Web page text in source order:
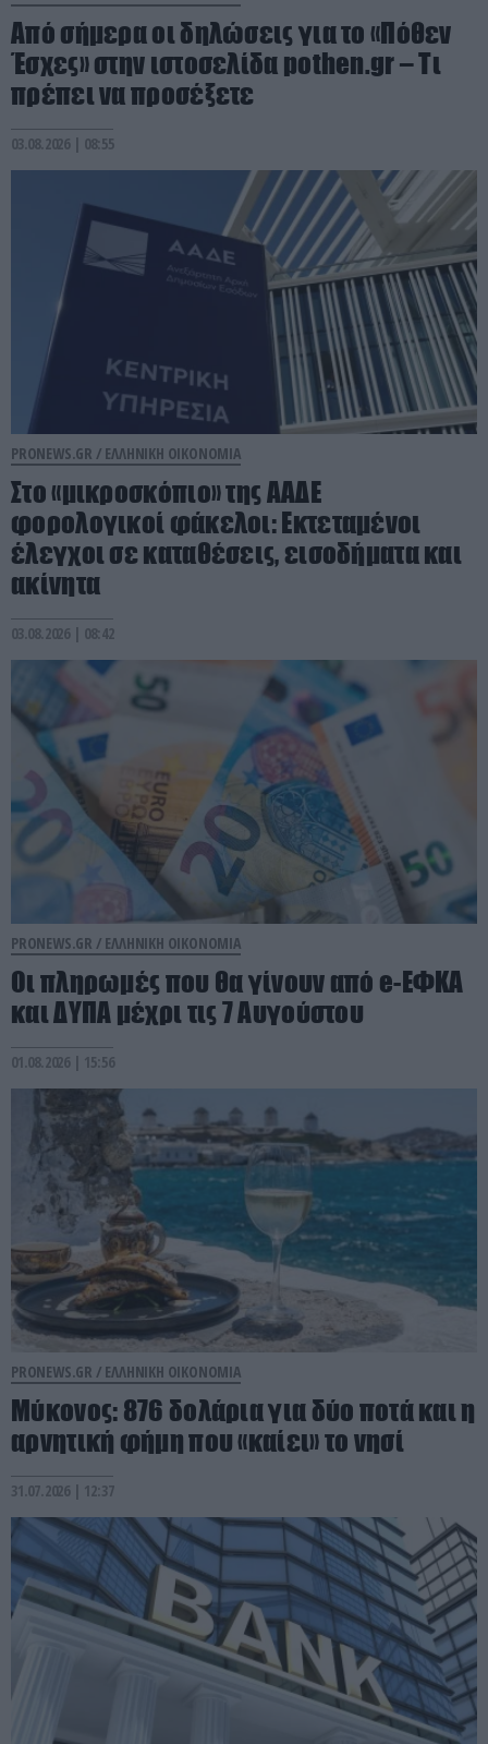
Aπό σήμερα οι δηλώσεις για το «Πόθεν
Έσχες» στην ιστοσελίδα pothen.gr – Τι
πρέπει να προσέξετε
03.08.2026 | 08:55
PRONEWS.GR / ΕΛΛΗΝΙΚΗ ΟΙΚΟΝΟΜΙΑ
Στο «μικροσκόπιο» της ΑΑΔΕ
φορολογικοί φάκελοι: Εκτεταμένοι
έλεγχοι σε καταθέσεις, εισοδήματα και
ακίνητα
03.08.2026 | 08:42
PRONEWS.GR / ΕΛΛΗΝΙΚΗ ΟΙΚΟΝΟΜΙΑ
Οι πληρωμές που θα γίνουν από e-ΕΦΚΑ
και ΔΥΠΑ μέχρι τις 7 Αυγούστου
01.08.2026 | 15:56
PRONEWS.GR / ΕΛΛΗΝΙΚΗ ΟΙΚΟΝΟΜΙΑ
Μύκονος: 876 δολάρια για δύο ποτά και η
αρνητική φήμη που «καίει» το νησί
31.07.2026 | 12:37